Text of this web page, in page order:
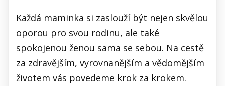
Každá maminka si zaslouží být nejen skvělou
oporou pro svou rodinu, ale také
spokojenou ženou sama se sebou. Na cestě
za zdravějším, vyrovnanějším a vědomějším
životem vás povedeme krok za krokem.